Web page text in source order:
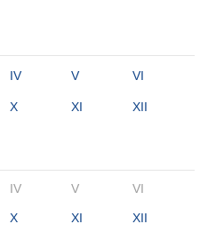
IV V VI
X XI XII
IV V VI
X XI XII